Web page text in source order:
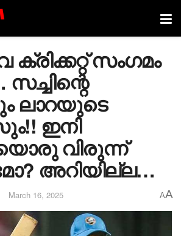
സം​ഗമം
ലാറയുടെ
ഇനി
വിരുന്ന്
അറിയില്ല…
March 16, 2025 AA